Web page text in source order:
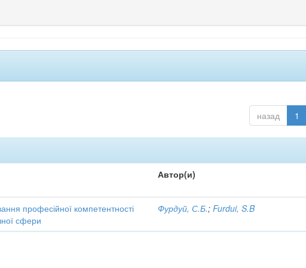
назад 1
Автор(и)
професійної компетентності
сфери
Фурдуй, С.Б.;Furdui, S.B